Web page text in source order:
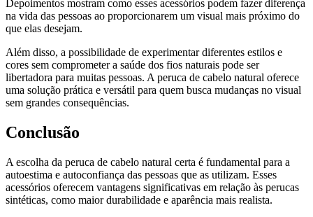
Depoimentos mostram como esses acessórios podem fazer diferença
na vida das pessoas ao proporcionarem um visual mais próximo do
que elas desejam.
Além disso, a possibilidade de experimentar diferentes estilos e
cores sem comprometer a saúde dos fios naturais pode ser
libertadora para muitas pessoas. A peruca de cabelo natural oferece
uma solução prática e versátil para quem busca mudanças no visual
sem grandes consequências.
Conclusão
A escolha da peruca de cabelo natural certa é fundamental para a
autoestima e autoconfiança das pessoas que as utilizam. Esses
acessórios oferecem vantagens significativas em relação às perucas
sintéticas, como maior durabilidade e aparência mais realista.